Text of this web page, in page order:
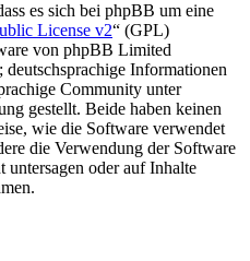
es sich bei phpBB um eine
License v2“ (GPL)
von phpBB Limited
Informationen
Community unter
gestellt. Beide haben keinen
wie die Software verwendet
die Verwendung der Software
oder auf Inhalte